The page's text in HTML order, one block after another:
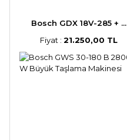
Bosch GDX 18V-285 + ...
Fiyat : 21.250,00 TL